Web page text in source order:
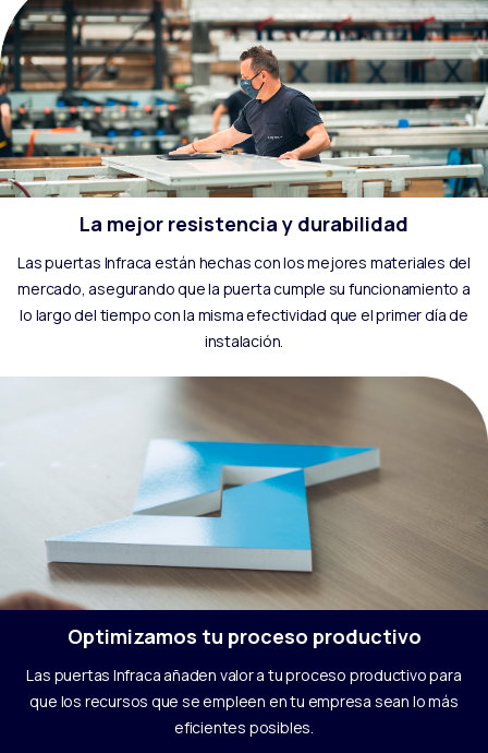
La mejor resistencia y durabilidad
Las puertas Infraca están hechas con los mejores materiales del
mercado, asegurando que la puerta cumple su funcionamiento a
lo largo del tiempo con la misma efectividad que el primer día de
instalación.
Optimizamos tu proceso productivo
Las puertas Infraca añaden valor a tu proceso productivo para
que los recursos que se empleen en tu empresa sean lo más
eficientes posibles.